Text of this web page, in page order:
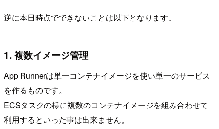
逆に本日時点でできないことは以下となります。
1. 複数イメージ管理
App Runnerは単一コンテナイメージを使い単一のサービス
を作るものです。
ECSタスクの様に複数のコンテナイメージを組み合わせて
利用するといった事は出来ません。